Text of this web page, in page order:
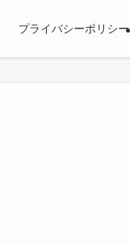
プライバシーポリシー